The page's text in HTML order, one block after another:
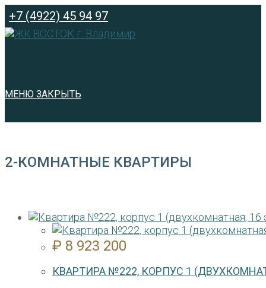
Перейти
к
содержимому
+7 (4922) 45 94 97
МЕНЮ ЗАКРЫТЬ
2-КОМНАТНЫЕ КВАРТИРЫ
₽ 8 923 200
КВАРТИРА №222, КОРПУС 1